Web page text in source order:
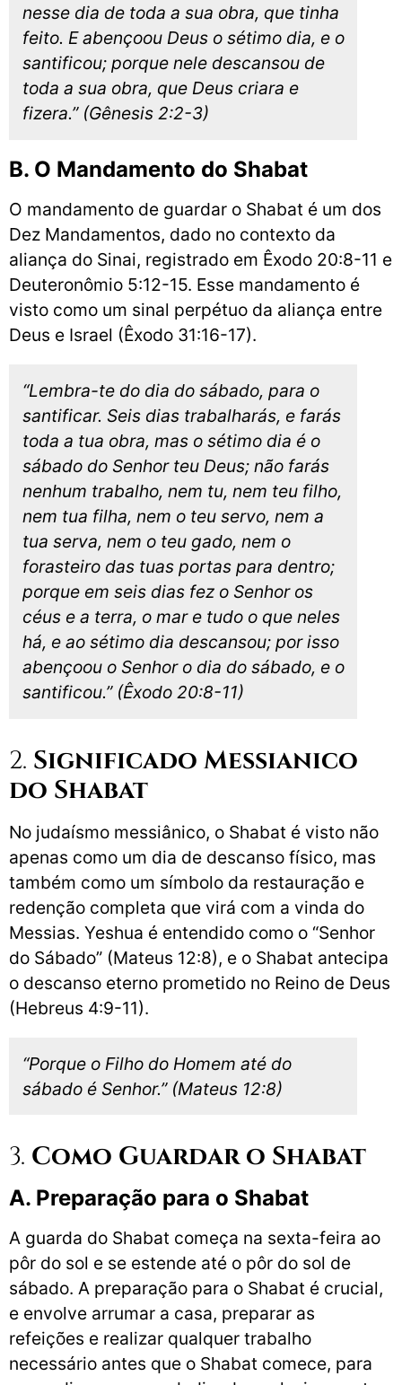
nesse dia de toda a sua obra, que tinha
feito. E abençoou Deus o sétimo dia, e o
santificou; porque nele descansou de
toda a sua obra, que Deus criara e
fizera.” (Gênesis 2:2-3)
B. O Mandamento do Shabat
O mandamento de guardar o Shabat é um dos
Dez Mandamentos, dado no contexto da
aliança do Sinai, registrado em Êxodo 20:8-11 e
Deuteronômio 5:12-15. Esse mandamento é
visto como um sinal perpétuo da aliança entre
Deus e Israel (Êxodo 31:16-17).
“Lembra-te do dia do sábado, para o
santificar. Seis dias trabalharás, e farás
toda a tua obra, mas o sétimo dia é o
sábado do Senhor teu Deus; não farás
nenhum trabalho, nem tu, nem teu filho,
nem tua filha, nem o teu servo, nem a
tua serva, nem o teu gado, nem o
forasteiro das tuas portas para dentro;
porque em seis dias fez o Senhor os
céus e a terra, o mar e tudo o que neles
há, e ao sétimo dia descansou; por isso
abençoou o Senhor o dia do sábado, e o
santificou.” (Êxodo 20:8-11)
2. Significado Messianico
do Shabat
No judaísmo messiânico, o Shabat é visto não
apenas como um dia de descanso físico, mas
também como um símbolo da restauração e
redenção completa que virá com a vinda do
Messias. Yeshua é entendido como o “Senhor
do Sábado” (Mateus 12:8), e o Shabat antecipa
o descanso eterno prometido no Reino de Deus
(Hebreus 4:9-11).
“Porque o Filho do Homem até do
sábado é Senhor.” (Mateus 12:8)
3. Como Guardar o Shabat
A. Preparação para o Shabat
A guarda do Shabat começa na sexta-feira ao
pôr do sol e se estende até o pôr do sol de
sábado. A preparação para o Shabat é crucial,
e envolve arrumar a casa, preparar as
refeições e realizar qualquer trabalho
necessário antes que o Shabat comece, para